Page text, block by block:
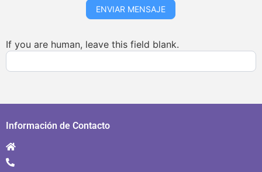
ENVIAR MENSAJE
If you are human, leave this field blank.
Información de Contacto